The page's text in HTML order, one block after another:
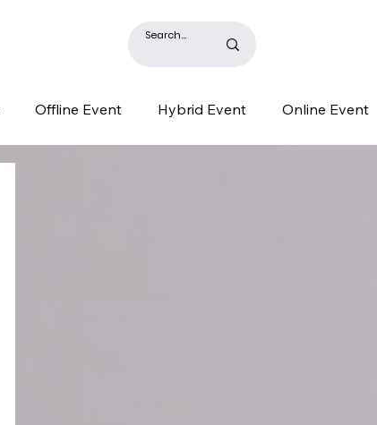
Offline Event Hybrid Event Online Event